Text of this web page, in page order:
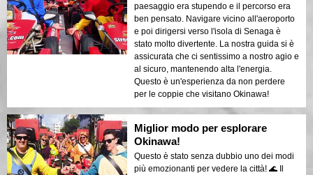
paesaggio era stupendo e il percorso era
ben pensato. Navigare vicino all'aeroporto
e poi dirigersi verso l'isola di Senaga è
stato molto divertente. La nostra guida si è
assicurata che ci sentissimo a nostro agio e
al sicuro, mantenendo alta l'energia.
Questo è un'esperienza da non perdere
per le coppie che visitano Okinawa!
Miglior modo per esplorare
Okinawa!
Questo è stato senza dubbio uno dei modi
più emozionanti per vedere la città! 🌊 Il